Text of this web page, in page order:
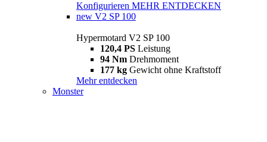
Konfigurieren MEHR ENTDECKEN
new V2 SP 100
Hypermotard V2 SP 100
120,4 PS Leistung
94 Nm Drehmoment
177 kg Gewicht ohne Kraftstoff
Mehr entdecken
Monster